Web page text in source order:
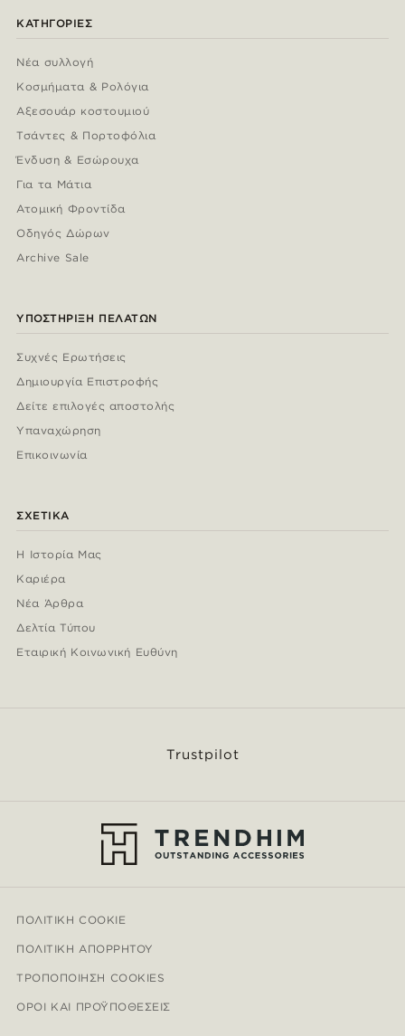
ΚΑΤΗΓΟΡΊΕΣ
Νέα συλλογή
Κοσμήματα & Ρολόγια
Αξεσουάρ κοστουμιού
Τσάντες & Πορτοφόλια
Ένδυση & Εσώρουχα
Για τα Μάτια
Ατομική Φροντίδα
Οδηγός Δώρων
Archive Sale
ΥΠΟΣΤΉΡΙΞΗ ΠΕΛΑΤΏΝ
Συχνές Ερωτήσεις
Δημιουργία Επιστροφής
Δείτε επιλογές αποστολής
Υπαναχώρηση
Επικοινωνία
ΣΧΕΤΙΚΆ
Η Ιστορία Μας
Καριέρα
Νέα Άρθρα
Δελτία Τύπου
Εταιρική Κοινωνική Ευθύνη
Trustpilot
ΠΟΛΙΤΙΚΉ COOKIE
ΠΟΛΙΤΙΚΉ ΑΠΟΡΡΉΤΟΥ
ΤΡΟΠΟΠΟΊΗΣΗ COOKIES
ΌΡΟΙ ΚΑΙ ΠΡΟΫΠΟΘΈΣΕΙΣ